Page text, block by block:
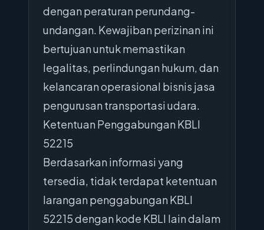
dengan peraturan perundang-
undangan. Kewajiban perizinan ini
bertujuan untuk memastikan
legalitas, perlindungan hukum, dan
kelancaran operasional bisnis jasa
pengurusan transportasi udara.
Ketentuan Penggabungan KBLI
52215
Berdasarkan informasi yang
tersedia, tidak terdapat ketentuan
larangan penggabungan KBLI
52215 dengan kode KBLI lain dalam